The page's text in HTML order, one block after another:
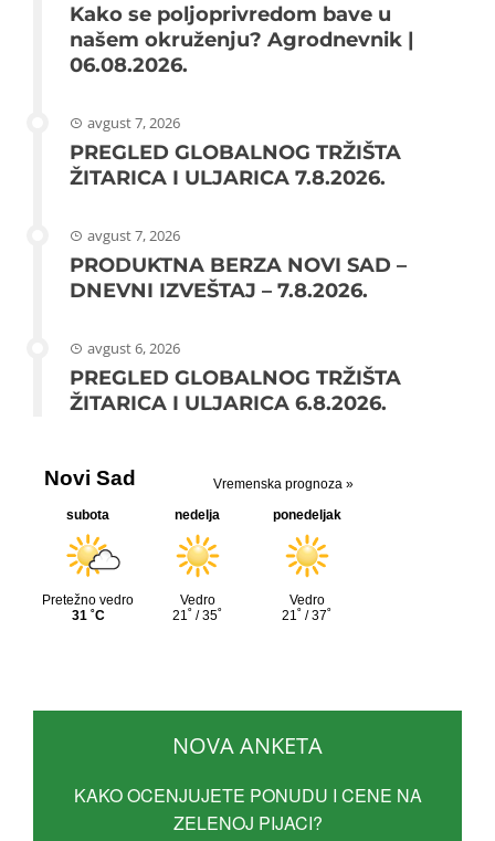
Kako se poljoprivredom bave u
našem okruženju? Agrodnevnik |
06.08.2026.
avgust 7, 2026
PREGLED GLOBALNOG TRŽIŠTA
ŽITARICA I ULJARICA 7.8.2026.
avgust 7, 2026
PRODUKTNA BERZA NOVI SAD –
DNEVNI IZVEŠTAJ – 7.8.2026.
avgust 6, 2026
PREGLED GLOBALNOG TRŽIŠTA
ŽITARICA I ULJARICA 6.8.2026.
NOVA ANKETA
KAKO OCENJUJETE PONUDU I CENE NA
ZELENOJ PIJACI?